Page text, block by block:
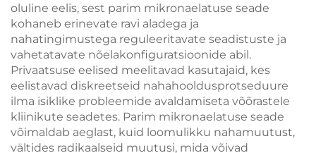
oluline eelis, sest parim mikronaelatuse seade
kohaneb erinevate ravi aladega ja
nahatingimustega reguleeritavate seadistuste ja
vahetatavate nõelakonfiguratsioonide abil.
Privaatsuse eelised meelitavad kasutajaid, kes
eelistavad diskreetseid nahahooldusprotseduure
ilma isiklike probleemide avaldamiseta võõrastele
kliinikute seadetes. Parim mikronaelatuse seade
võimaldab aeglast, kuid loomulikku nahamuutust,
vältides radikaalseid muutusi, mida võivad